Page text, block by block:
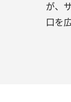
が、
口を